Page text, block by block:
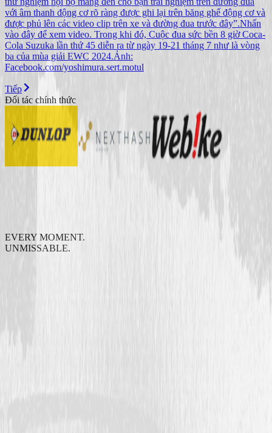
với âm thanh động cơ rõ ràng được ghi lại trên băng ghế động cơ và
được phủ lên các video clip trên xe và đường đua trước đây”.Nhấn
vào đây để xem video. Trong khi đó, Cuộc đua sức bền 8 giờ Coca-
Cola Suzuka lần thứ 45 diễn ra từ ngày 19-21 tháng 7 như là vòng
ba của mùa giải EWC 2024.Ảnh:
Facebook.com/yoshimura.sert.motul
Tiếp
Đối tác chính thức
EVERY MOMENT.
UNMISSABLE.